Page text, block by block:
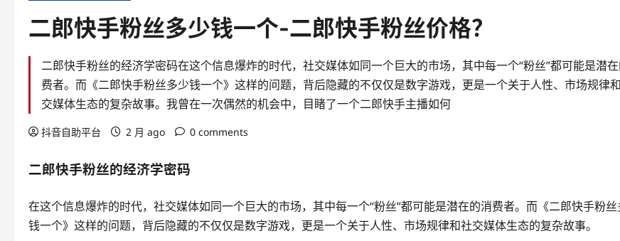
二郎快手粉丝多少钱一个-二郎快手粉丝价格？
二郎快手粉丝的经济学密码在这个信息爆炸的时代，社交媒体如同一个巨大的市场，其中每一个“粉丝”都可能是潜
费者。而《二郎快手粉丝多少钱一个》这样的问题，背后隐藏的不仅仅是数字游戏，更是一个关于人性、市场规律
交媒体生态的复杂故事。我曾在一次偶然的机会中，目睹了一个二郎快手主播如何
抖音自助平台 2 月 ago 0 comments
二郎快手粉丝的经济学密码
在这个信息爆炸的时代，社交媒体如同一个巨大的市场，其中每一个“粉丝”都可能是潜在的消费者。而《二郎快手粉丝
钱一个》这样的问题，背后隐藏的不仅仅是数字游戏，更是一个关于人性、市场规律和社交媒体生态的复杂故事。